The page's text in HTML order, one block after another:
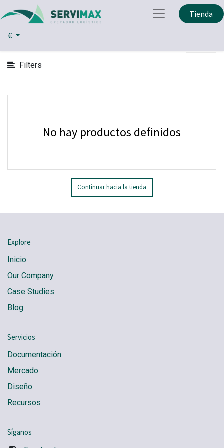
Tienda
€
Partes y Piezas Informatica
Filters
Mostrar
Categorías
No hay productos definidos
Continuar hacia la tienda
Explore
Inicio
Our Company
Case Studies
Blog
Servicios
Documentación
Mercado
Diseño
Recursos
Síganos